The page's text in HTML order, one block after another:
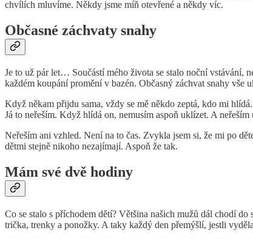
chvílích mluvíme. Někdy jsme míň otevřené a někdy víc.
Občasné záchvaty snahy
Je to už pár let… Součástí mého života se stalo noční vstávání,
každém koupání promění v bazén. Občasný záchvat snahy
Když někam přijdu sama, vždy se mě někdo zeptá, kdo mi
Já to neřeším. Když hlídá on, nemusím aspoň uklízet. A
Neřeším ani vzhled. Není na to čas. Zvykla jsem si, že mi po
dětmi stejně nikoho nezajímají. Aspoň že tak.
Mám své dvě hodiny
Co se stalo s příchodem dětí? Většina našich mužů dál chodí
trička, trenky a ponožky. A taky každý den přemýšlí, jestli